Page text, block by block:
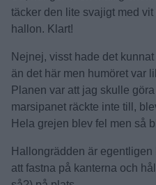
täcker den lite svajigt med
hallon. Klart!
Nejnej, visst hade det
än det här men humöret var
Planen var att jag skulle
marsipanet räckte inte till,
Hela grejen blev fel men så
Hallongrädden är
att fastna på kanterna och